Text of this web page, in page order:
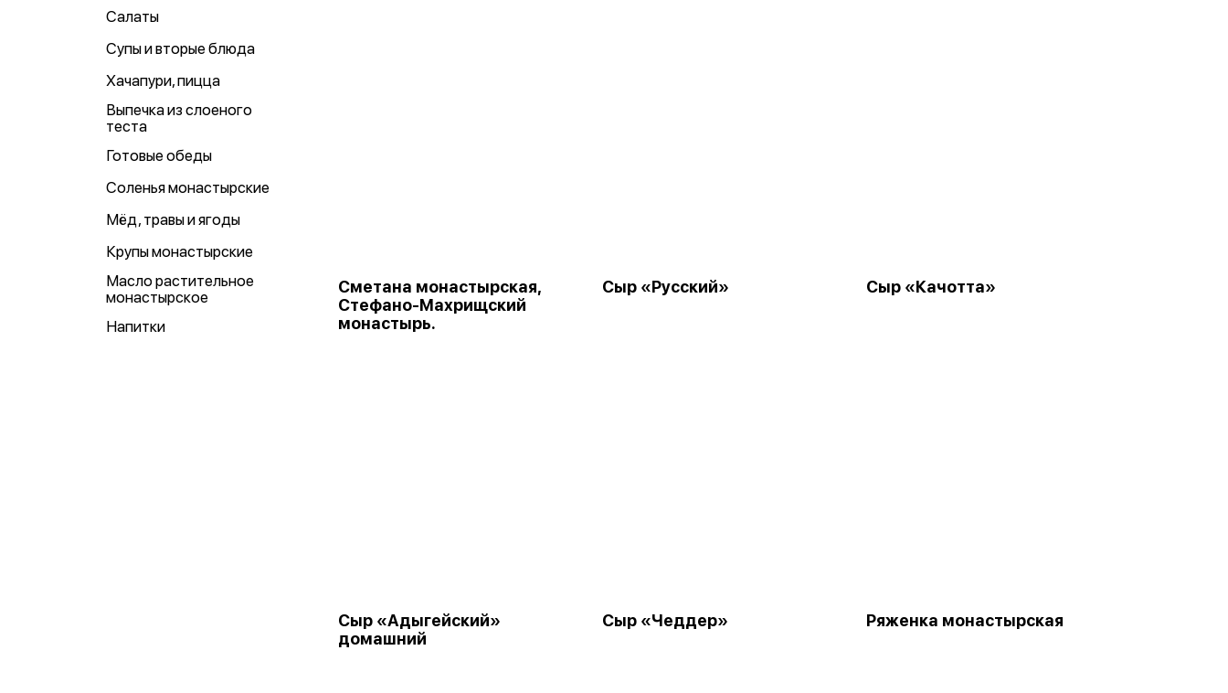
Салаты
Супы и вторые блюда
Хачапури, пицца
Выпечка из слоеного
теста
Готовые обеды
Соленья монастырские
Мёд, травы и ягоды
Крупы монастырские
Масло растительное
монастырское
Напитки
Сметана монастырская,
Стефано-Махрищский
монастырь.
Сыр «Русский» Сыр «Качотта»
Сыр «Адыгейский»
домашний
Сыр «Чеддер» Ряженка монастырская